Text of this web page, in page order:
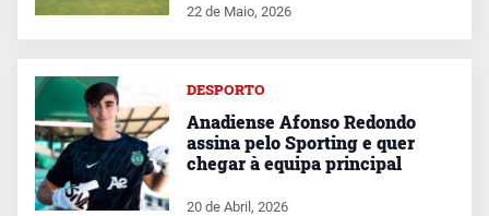
22 de Maio, 2026
DESPORTO
Anadiense Afonso Redondo
assina pelo Sporting e quer
chegar à equipa principal
20 de Abril, 2026